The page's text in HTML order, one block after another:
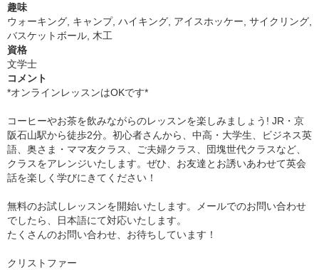
趣味
ウォーキング, キャンプ, ハイキング, アイスホッケー, サイクリング,
バスケットボール, 木工
資格
文学士
コメント
*オンラインレッスンはOKです*
コーヒーやお茶を飲みながらのレッスンを楽しみましょう! JR・京
阪石山駅から徒歩2分。初心者さんから、中高・大学生、ビジネス英
語、奥さま・ママ友クラス、ご夫婦クラス、団塊世代クラスなど、
クラスをアレンジいたします。ぜひ、お友達とお誘いあわせて英会
話を楽しく学びにきてください！
無料のお試しレッスンを開始いたします。メールでのお問い合わせ
でしたら、日本語にて対応いたします。
たくさんのお問い合わせ、お待ちしています！
クリストファー